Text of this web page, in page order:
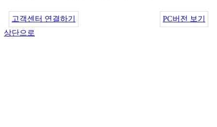
고객센터 연결하기
PC버전 보기
상단으로